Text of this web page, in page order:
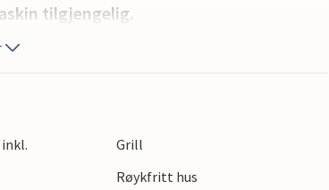
tilgjengelig.
fjellene. Mens barna leker på den
og de mange lekeområdene
Grill
Røykfritt hus